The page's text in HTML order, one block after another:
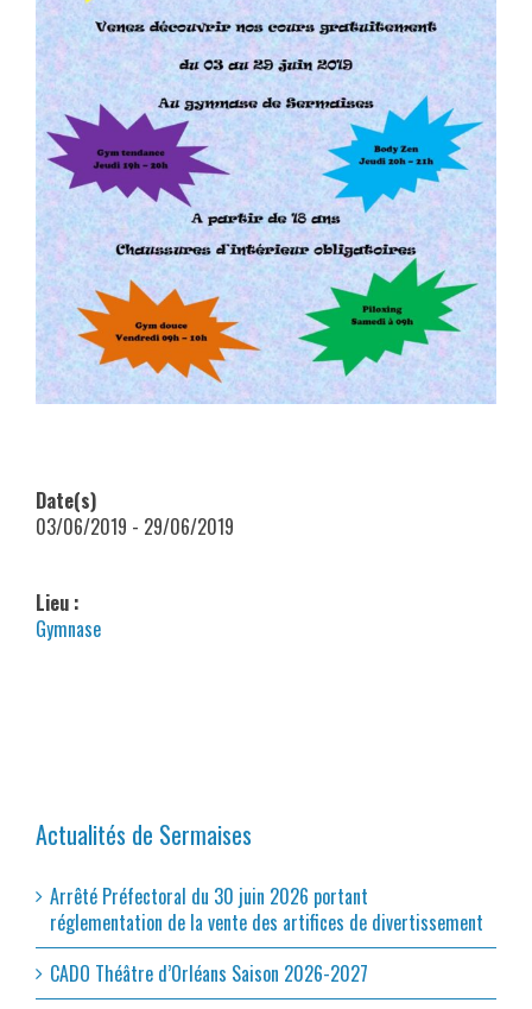
Date(s)
03/06/2019 - 29/06/2019
Lieu :
Gymnase
Actualités de Sermaises
Arrêté Préfectoral du 30 juin 2026 portant
réglementation de la vente des artifices de divertissement
CADO Théâtre d’Orléans Saison 2026-2027